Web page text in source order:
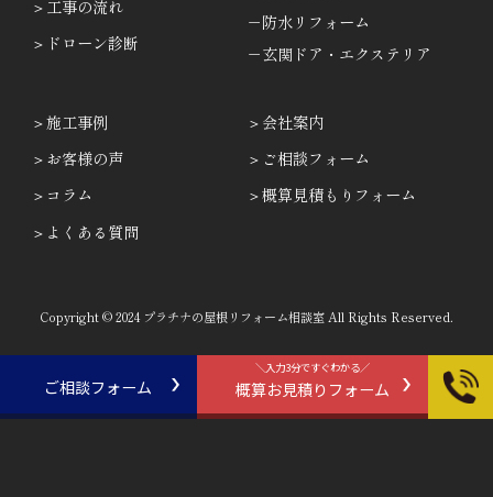
工事の流れ
ドローン診断
－防水リフォーム
－玄関ドア・エクステリア
施工事例
お客様の声
コラム
よくある質問
会社案内
ご相談フォーム
概算見積もりフォーム
Copyright © 2024 プラチナの屋根リフォーム相談室 All Rights Reserved.
ご相談フォーム
＼入力3分ですぐわかる／
概算お見積りフォーム